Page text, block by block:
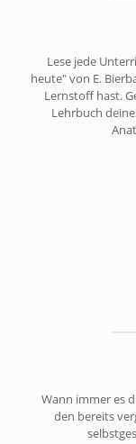
Lese jede
heute" von E.
Lernstoff hast.
Lehrbuch
Wann immer es
den bereits